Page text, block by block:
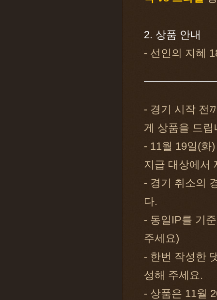
2. 상품 안내
- 선인의 지혜
- 경기 시작 전
게 상품을 드립
- 11월 19일(화
지급 대상에서
- 경기 취소의
다.
- 동일IP를 기
주세요)
- 한번 작성한
성해 주세요.
- 상품은 11월